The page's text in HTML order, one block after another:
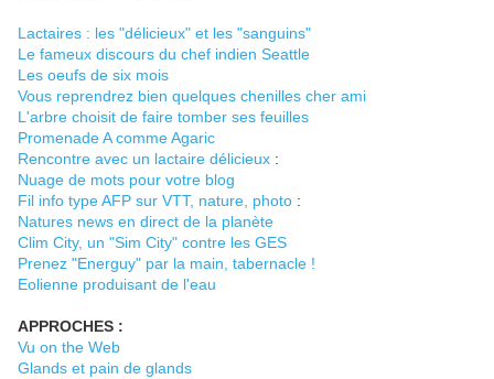
Lactaires : les "délicieux" et les "sanguins"
Le fameux discours du chef indien Seattle
Les oeufs de six mois
Vous reprendrez bien quelques chenilles cher ami
L'arbre choisit de faire tomber ses feuilles
Promenade A comme Agaric
Rencontre avec un lactaire délicieux :
Nuage de mots pour votre blog
Fil info type AFP sur VTT, nature, photo :
Natures news en direct de la planète
Clim City, un "Sim City" contre les GES
Prenez "Energuy" par la main, tabernacle !
Eolienne produisant de l'eau
APPROCHES :
Vu on the Web
Glands et pain de glands